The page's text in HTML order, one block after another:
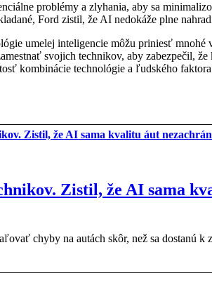
problémy a zlyhania, aby sa
Ford zistil, že AI nedokáže plne
umelej inteligencie môžu priniesť
svojich technikov, aby zabezpečil,
kombinácie technológie a ľudského
Zistil, že AI sama
chyby na autách skôr, než sa dostanú